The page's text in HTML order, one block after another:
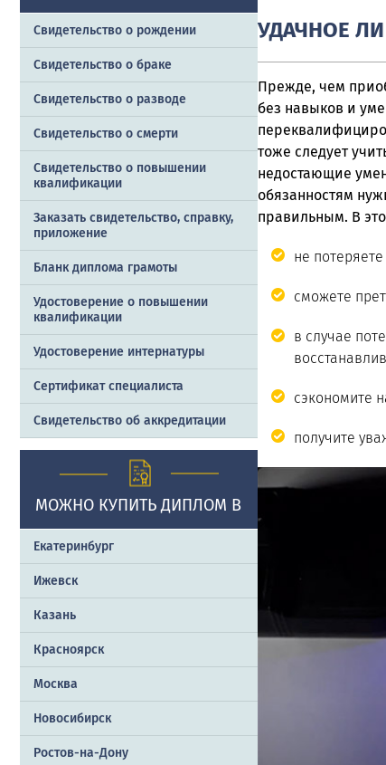
Свидетельство о рождении
Свидетельство о браке
Свидетельство о разводе
Свидетельство о смерти
Свидетельство о повышении
квалификации
Заказать cвидетельство, справку,
приложение
Бланк диплома грамоты
Удостоверение о повышении
квалификации
Удостоверение интернатуры
Сертификат специалиста
Свидетельство об аккредитации
МОЖНО КУПИТЬ ДИПЛОМ В
Екатеринбург
Ижевск
Казань
Красноярск
Москва
Новосибирск
Ростов-на-Дону
УДАЧНОЕ
Прежде, чем
без навыков и
тоже следует
недостающие
обязанностям
правильным. В
не
сможете
в случае
сэкономите
получите